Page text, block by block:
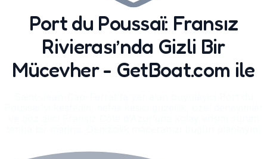
Port du Poussaï: Fransız
Rivierası’nda Gizli Bir
Mücevher - GetBoat.com ile